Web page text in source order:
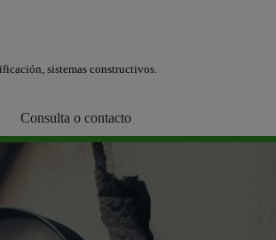
sistemas constructivos.
Consulta o contacto